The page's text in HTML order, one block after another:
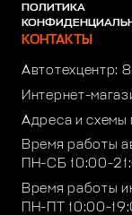
ПОЛИТИКА
КОНТАКТЫ
Автотехцентр:
Интернет-
Адреса и схемы
Время работы
ПН-СБ 10:00-
Время работы
ПН-ПТ 10:00-